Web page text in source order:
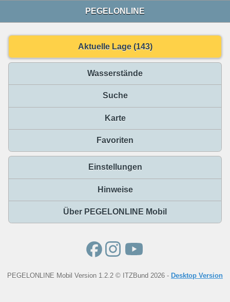
PEGELONLINE
Aktuelle Lage (143)
Wasserstände
Suche
Karte
Favoriten
Einstellungen
Hinweise
Über PEGELONLINE Mobil
PEGELONLINE Mobil Version 1.2.2 © ITZBund 2026 - Desktop Version